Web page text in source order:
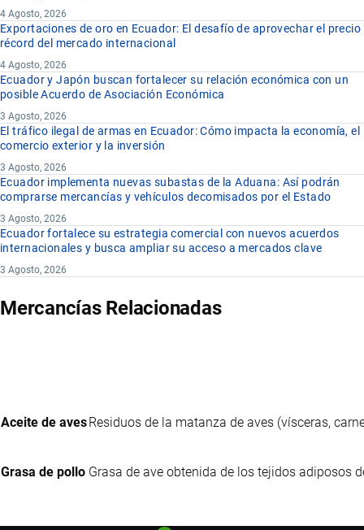
4 Agosto, 2026
Exportaciones de oro en Ecuador: El desafío de aprovechar el precio
récord del mercado internacional
4 Agosto, 2026
Ecuador y Japón buscan fortalecer su relación económica con un
posible Acuerdo de Asociación Económica
3 Agosto, 2026
El tráfico ilegal de armas en Ecuador: Cómo impacta la economía, el
comercio exterior y la inversión
3 Agosto, 2026
Ecuador implementa nuevas subastas de la Aduana: Así podrán
comprarse mercancías y vehículos decomisados por el Estado
3 Agosto, 2026
Ecuador fortalece su estrategia comercial con nuevos acuerdos
internacionales y busca ampliar su acceso a mercados clave
3 Agosto, 2026
Mercancías Relacionadas
Aceite de aves Residuos de la matanza de aves (vísceras,
Grasa de pollo Grasa de ave obtenida de los tejidos adiposos